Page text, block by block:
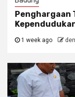
1 week ago